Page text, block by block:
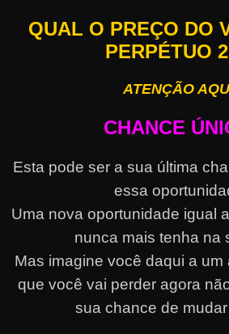
QUAL O PREÇO DO
PERPÉTUO
ATENÇÃO
CHANCE
Esta pode ser a sua última
essa
Uma nova oportunidade igual
nunca mais tenha na
Mas imagine você daqui a um
que você vai perder agora
sua chance de